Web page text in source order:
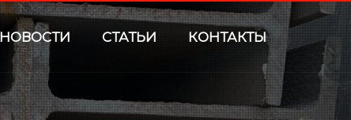
НОВОСТИ СТАТЬИ КОНТАКТЫ